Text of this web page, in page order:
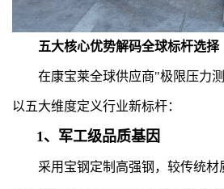
五大核心优势解码全球标杆选择
在康宝莱全球供应商"极限压力测
以五大维度定义行业新标杆：
1、军工级品质基因
采用宝钢定制高强钢，较传统材